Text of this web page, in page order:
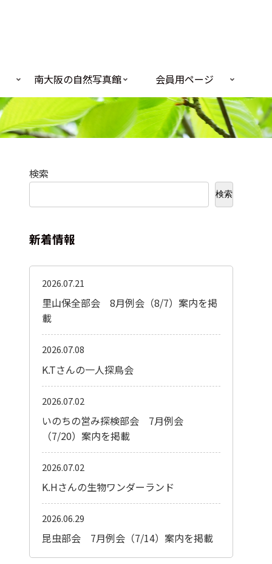
南大阪の自然写真館 会員用ページ
検索
検索
新着情報
里山保全部会 8月例会（8/7）案内を掲
載
2026.07.21
K.Tさんの一人探鳥会
2026.07.08
いのちの営み探検部会 7月例会
（7/20）案内を掲載
2026.07.02
K.Hさんの生物ワンダーランド
2026.07.02
昆虫部会 7月例会（7/14）案内を掲載
2026.06.29